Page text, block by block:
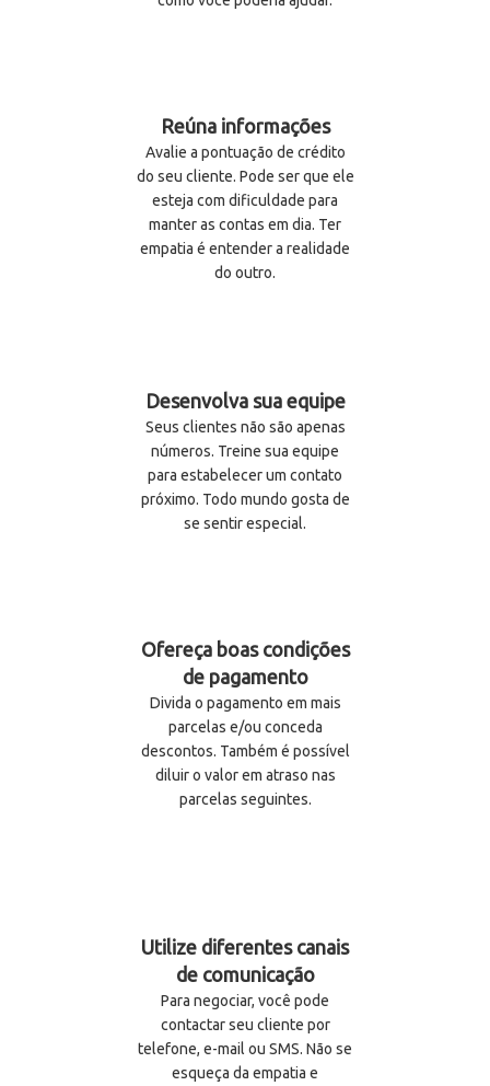
Reúna informações
Avalie a pontuação de crédito
do seu cliente. Pode ser que ele
esteja com dificuldade para
manter as contas em dia. Ter
empatia é entender a realidade
do outro.
Desenvolva sua equipe
Seus clientes não são apenas
números. Treine sua equipe
para estabelecer um contato
próximo. Todo mundo gosta de
se sentir especial.
Ofereça boas condições
de pagamento
Divida o pagamento em mais
parcelas e/ou conceda
descontos. Também é possível
diluir o valor em atraso nas
parcelas seguintes.
Utilize diferentes canais
de comunicação
Para negociar, você pode
contactar seu cliente por
telefone, e-mail ou SMS. Não se
esqueça da empatia e